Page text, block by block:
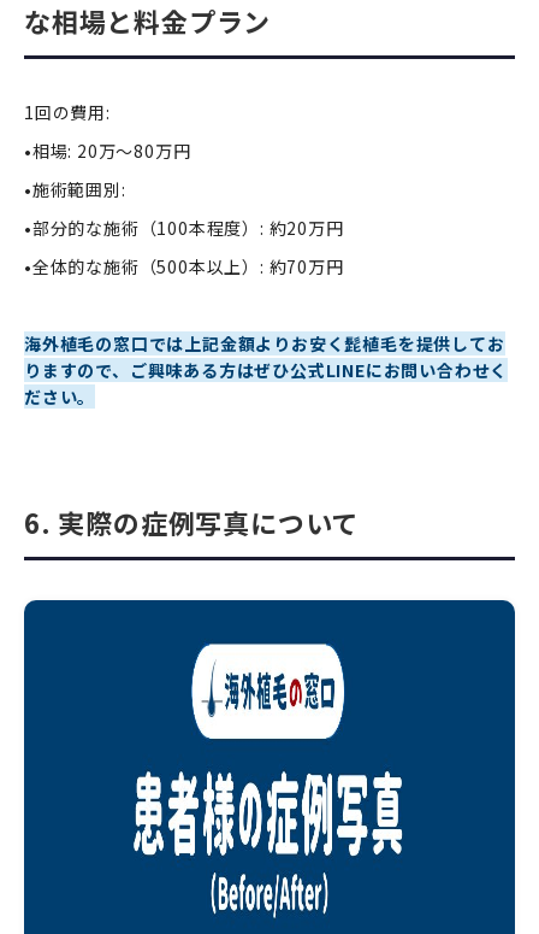
な相場と料金プラン
1回の費用:
•相場: 20万〜80万円
•施術範囲別:
•部分的な施術（100本程度）: 約20万円
•全体的な施術（500本以上）: 約70万円
海外植毛の窓口では上記金額よりお安く髭植毛を提供してお
りますので、ご興味ある方はぜひ公式LINEにお問い合わせく
ださい。
6. 実際の症例写真について